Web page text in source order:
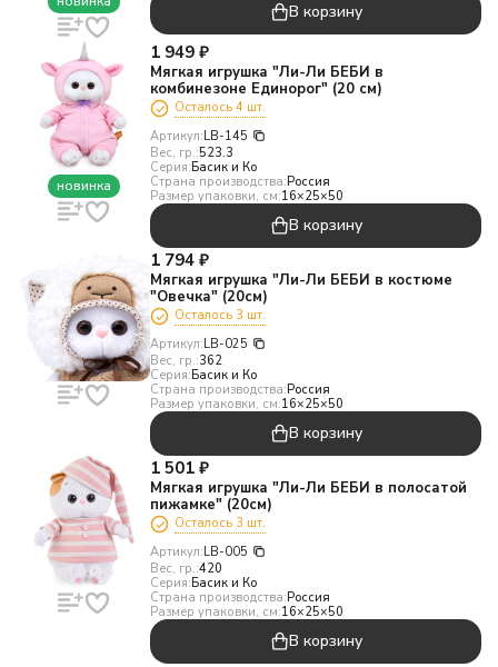
В корзину
новинка
1 949 ₽
Мягкая игрушка "Ли-Ли БЕБИ в
комбинезоне Единорог" (20 см)
Осталось 4 шт.
Артикул:LB-145
Вес, гр.:523.3
Серия:Басик и Ко
Страна производства:Россия
Размер упаковки, см:16×25×50
В корзину
1 794 ₽
Мягкая игрушка "Ли-Ли БЕБИ в костюме
"Овечка" (20см)
Осталось 3 шт.
Артикул:LB-025
Вес, гр.:362
Серия:Басик и Ко
Страна производства:Россия
Размер упаковки, см:16×25×50
В корзину
1 501 ₽
Мягкая игрушка "Ли-Ли БЕБИ в полосатой
пижамке" (20см)
Осталось 3 шт.
Артикул:LB-005
Вес, гр.:420
Серия:Басик и Ко
Страна производства:Россия
Размер упаковки, см:16×25×50
В корзину